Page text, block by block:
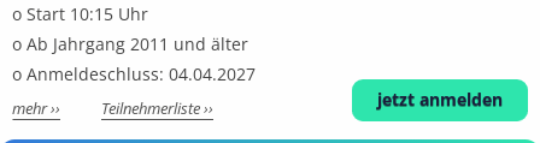
o Start 10:15 Uhr
o Ab Jahrgang 2011 und älter
o Anmeldeschluss: 04.04.2027
mehr ›› Teilnehmerliste ›› jetzt anmelden